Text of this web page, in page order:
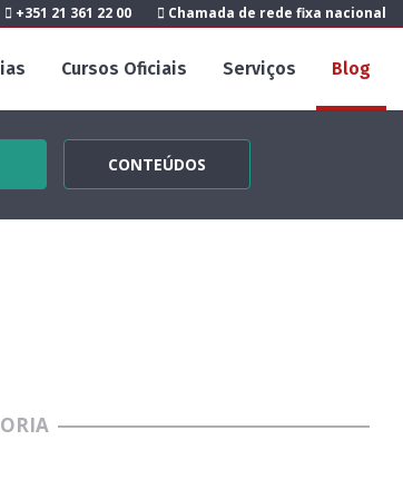
+351 21 361 22 00 Chamada de rede fixa nacional
Cursos Oficiais Serviços Blog
CONTEÚDOS